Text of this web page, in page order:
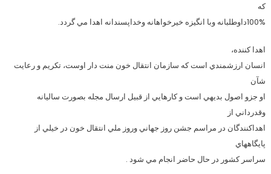
كه
100%داوطلبانه وبا انگيزه خيرخواهانه وخداپسندانه اهدا مي گردد.
اهدا كننده،
انسان ارزشمندي است كه سازمان انتقال خون منت دار اوست، تكريم و رعايت
شآن
او جزو اصول بديهي است و كارهايي از قبيل ارسال مجله بصورت ساليانه
وقدرداني از
اهداكنندگان در مراسم جشن روز جهاني وروز ملي انتقال خون در خيلي از
پايگاههاي
سراسر كشور در حال حاضر انجام مي شود .